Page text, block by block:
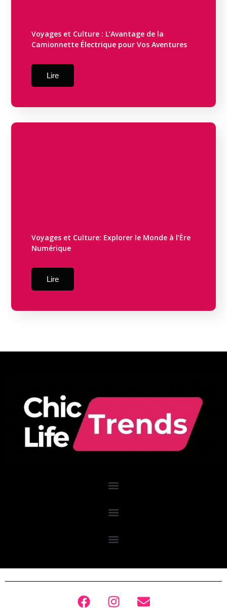
Voyages et Culture : L’Avantage de la
Camionnette Électrique pour Vos Aventures
Lire
Voyages et Culture: Explorer le Monde à l’Ère
Numérique
Lire